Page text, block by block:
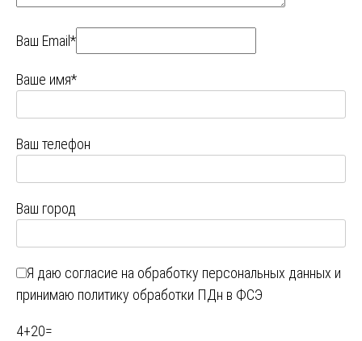
Ваш Email*
Ваше имя*
Ваш телефон
Ваш город
Я даю согласие на обработку персональных данных и
принимаю политику обработки ПДн в ФСЭ
4+20=